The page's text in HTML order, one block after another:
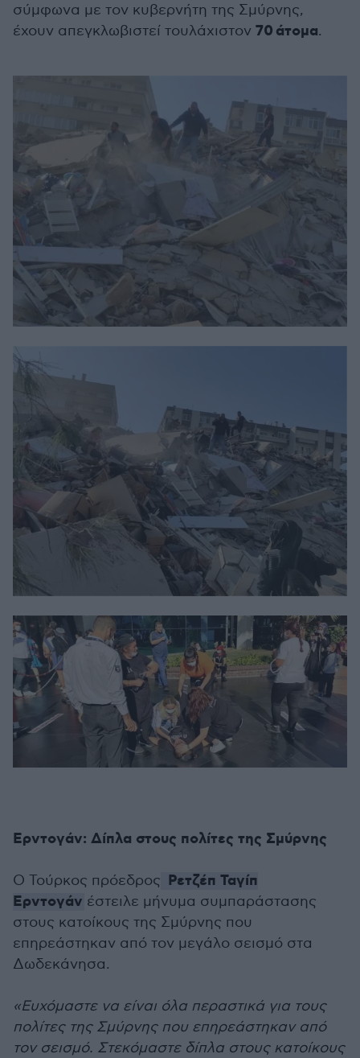
σύμφωνα με τον κυβερνήτη της Σμύρνης,
έχουν απεγκλωβιστεί τουλάχιστον 70 άτομα.
Ερντογάν: Δίπλα στους πολίτες της Σμύρνης
Ο Τούρκος πρόεδρος Ρετζέπ Ταγίπ
Ερντογάν έστειλε μήνυμα συμπαράστασης
στους κατοίκους της Σμύρνης που
επηρεάστηκαν από τον μεγάλο σεισμό στα
Δωδεκάνησα.
«Ευχόμαστε να είναι όλα περαστικά για τους
πολίτες της Σμύρνης που επηρεάστηκαν από
τον σεισμό. Στεκόμαστε δίπλα στους κατοίκους